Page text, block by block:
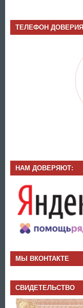
ТЕЛЕФОН ДОВЕРИЯ
НАМ ДОВЕРЯЮТ:
МЫ ВКОНТАКТЕ
СВИДЕТЕЛЬСТВО